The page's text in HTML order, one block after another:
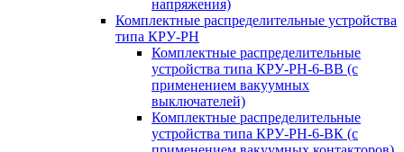
напряжения)
Комплектные распределительные устройства
типа КРУ-РН
Комплектные распределительные
устройства типа КРУ-РН-6-ВВ (с
применением вакуумных
выключателей)
Комплектные распределительные
устройства типа КРУ-РН-6-ВК (с